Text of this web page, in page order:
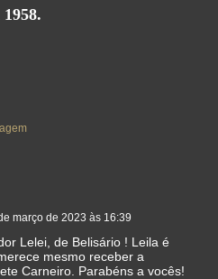
março de 2023 às 16:39
Lelei, de Belisário ! Leila é
mesmo receber a
Carneiro. Parabéns a vocês!